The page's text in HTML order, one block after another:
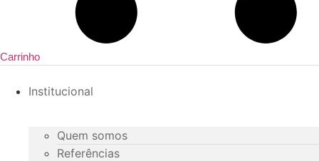
Carrinho
Institucional
Quem somos
Referências